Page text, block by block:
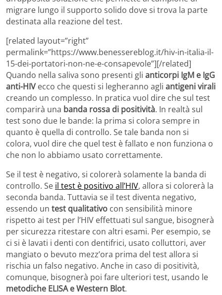
migrare lungo il supporto solido dove si trova la parte
destinata alla reazione del test.
[related layout=”right”
permalink=”https://www.benessereblog.it/hiv-in-italia-il-
15-dei-portatori-non-ne-e-consapevole”][/related]
Quando nella saliva sono presenti gli anticorpi IgM e IgG
anti-HIVecco che questi si legheranno agli antigeni virali
creando un complesso. In pratica vuol dire che sul test
comparirà una banda rossa di positività. In realtà sul
test sono due le bande: la prima si colora sempre in
quanto è quella di controllo. Se tale banda non si
colora, vuol dire che quel test è fallato e non funziona o
che non lo abbiamo usato correttamente.
Se il test è negativo, si colorerà solamente la banda di
controllo. Se il test è positivo all’HIV, allora si colorerà la
seconda banda. Tuttavia se il test diventa negativo,
essendo un test qualitativo con sensibilità minore
rispetto ai test per l’HIV effettuati sul sangue, bisognerà
per sicurezza ritestare con altri esami. Per esempio, se
ci si è lavati i denti con dentifrici, usato colluttori, aver
mangiato o bevuto mezz’ora prima del test allora si
rischia un falso negativo. Anche in caso di positività,
comunque, bisognerà poi fare ulteriori test, usando le
metodiche ELISA e Western Blot.